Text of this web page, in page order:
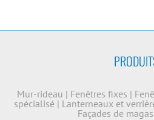
Mur-rideau | Fenêtres fixes |
spécialisé | Lanterneaux et
Façades de